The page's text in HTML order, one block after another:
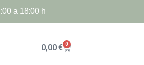
a 18:00 h
0,00 € 0
Cart